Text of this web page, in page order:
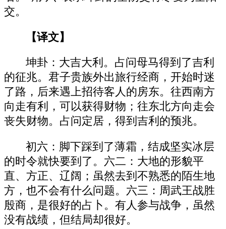
交。
【译文】
坤卦：大吉大利。占问母马得到了吉利
的征兆。君子贵族外出旅行经商，开始时迷
了路，后来遇上招待客人的房东。往西南方
向走有利，可以获得财物；往东北方向走会
丧失财物。占问定居，得到吉利的预兆。
初六：脚下踩到了薄霜，结成坚实冰层
的时令就快要到了。六二：大地的形貌平
直、方正、辽阔；虽然去到不熟悉的陌生地
方，也不会有什么问题。六三：周武王战胜
殷商，是很好的占卜。有人参与战争，虽然
没有战绩，但结局却很好。